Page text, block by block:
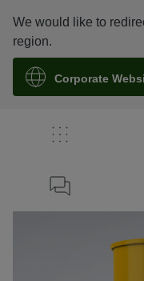
We would like to
region.
Corporate
溯源